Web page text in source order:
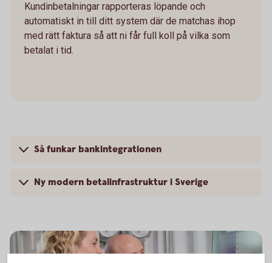
Kundinbetalningar rapporteras löpande och
automatiskt in till ditt system där de matchas ihop
med rätt faktura så att ni får full koll på vilka som
betalat i tid.
Så funkar bankintegrationen
Ny modern betalinfrastruktur i Sverige